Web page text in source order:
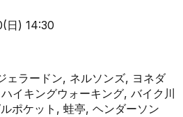
日) 14:30
ェラードン, ネルソンズ, ヨネダ
イキングウォーキング, バイク川
ポケット, 蛙亭, ヘンダーソン